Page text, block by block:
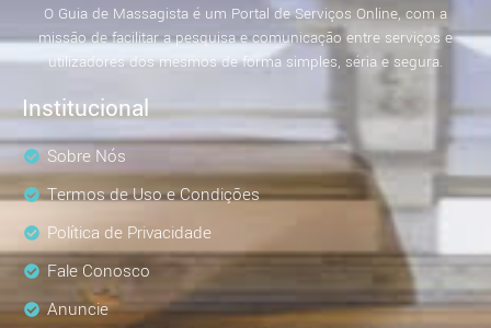
O Guia de Massagista é um Portal de Serviços Online, com a
missão de facilitar a pesquisa e comunicação entre serviços e
utilizadores dos mesmos de forma simples, séria e segura.
Institucional
Sobre Nós
Termos de Uso e Condições
Política de Privacidade
Fale Conosco
Anuncie